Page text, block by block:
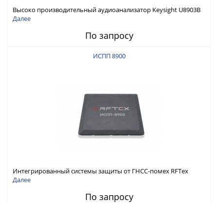
Высоко производительный аудиоанализатор Keysight U8903B
Далее
По запросу
ИСПП 8900
Интегрированный системы защиты от ГНСС-помех RFТех
ИСПП 8900
Далее
По запросу